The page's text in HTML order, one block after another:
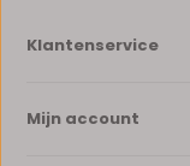
Klantenservice
Mijn account